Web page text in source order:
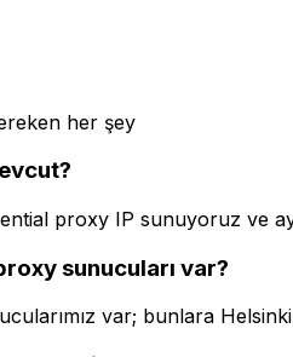
her şey
proxy IP sunuyoruz ve
sunucuları var?
var; bunlara